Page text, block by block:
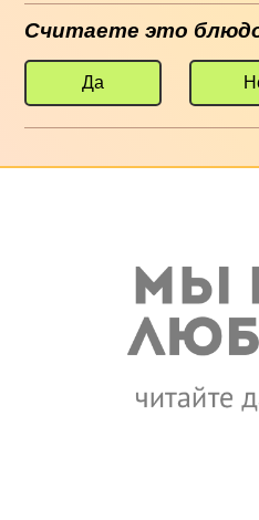
Считаете это
Да